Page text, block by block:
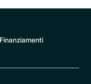
Finanziamenti